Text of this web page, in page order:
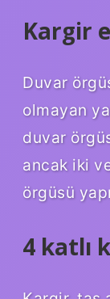
Kargir
Duvar
olmayan
duvar
ancak iki
örgüsü
4 katlı